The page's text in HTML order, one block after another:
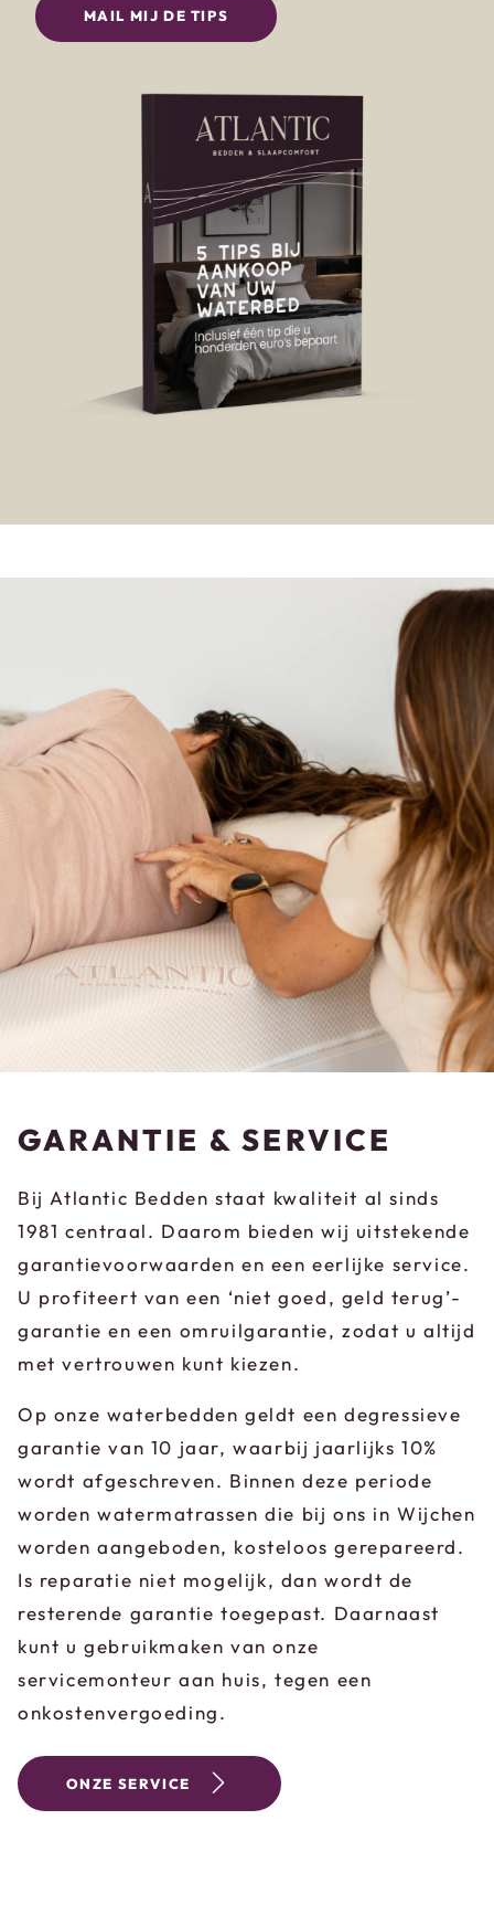
GARANTIE & SERVICE
Bij Atlantic Bedden staat kwaliteit al sinds
1981 centraal. Daarom bieden wij uitstekende
garantievoorwaarden en een eerlijke service.
U profiteert van een ‘niet goed, geld terug’-
garantie en een omruilgarantie, zodat u altijd
met vertrouwen kunt kiezen.
Op onze waterbedden geldt een degressieve
garantie van 10 jaar, waarbij jaarlijks 10%
wordt afgeschreven. Binnen deze periode
worden watermatrassen die bij ons in Wijchen
worden aangeboden, kosteloos gerepareerd.
Is reparatie niet mogelijk, dan wordt de
resterende garantie toegepast. Daarnaast
kunt u gebruikmaken van onze
servicemonteur aan huis, tegen een
onkostenvergoeding.
ONZE SERVICE